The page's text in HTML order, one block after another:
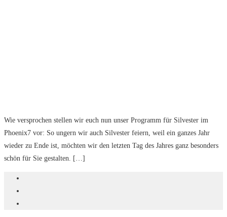
Wie versprochen stellen wir euch nun unser Programm für Silvester im
Phoenix7 vor: So ungern wir auch Silvester feiern, weil ein ganzes Jahr
wieder zu Ende ist, möchten wir den letzten Tag des Jahres ganz besonders
schön für Sie gestalten. […]